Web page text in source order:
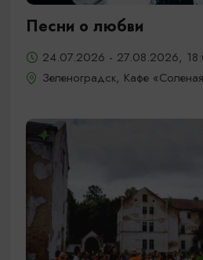
Песни о любви
24.07.2026 - 27.08.2026,
Зеленоградск, Кафе